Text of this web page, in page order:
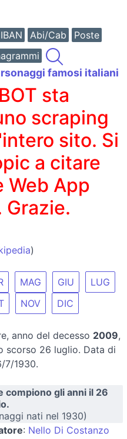
Abi/Cab
Poste
famosi italiani
sta
scraping
sito. Si
a citare
Web App
Grazie.
)
MAG GIU
LUG
NOV DIC
anno del decesso 2009,
scorso 26 luglio. Data di
7/1930.
compiono gli anni il 26
nati nel 1930)
: Nello Di Costanzo